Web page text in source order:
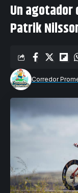
Un
Patrik
Corredor